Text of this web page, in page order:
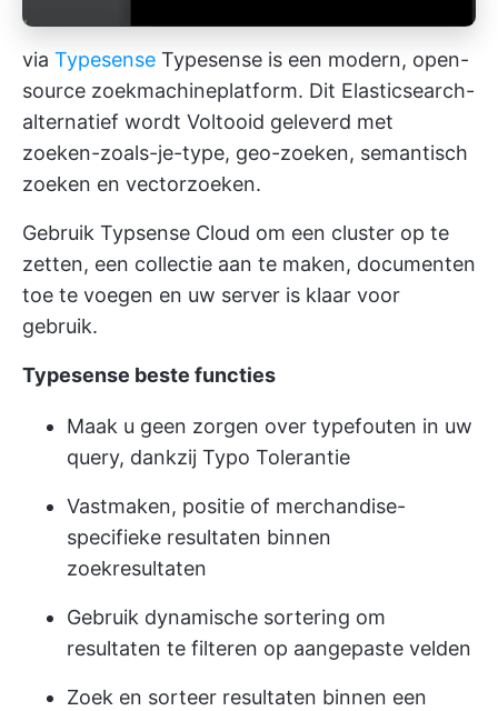
via Typesense Typesense is een modern, open-
source zoekmachineplatform. Dit Elasticsearch-
alternatief wordt Voltooid geleverd met
zoeken-zoals-je-type, geo-zoeken, semantisch
zoeken en vectorzoeken.
Gebruik Typsense Cloud om een cluster op te
zetten, een collectie aan te maken, documenten
toe te voegen en uw server is klaar voor
gebruik.
Typesense beste functies
Maak u geen zorgen over typefouten in uw
query, dankzij Typo Tolerantie
Vastmaken, positie of merchandise-
specifieke resultaten binnen
zoekresultaten
Gebruik dynamische sortering om
resultaten te filteren op aangepaste velden
Zoek en sorteer resultaten binnen een